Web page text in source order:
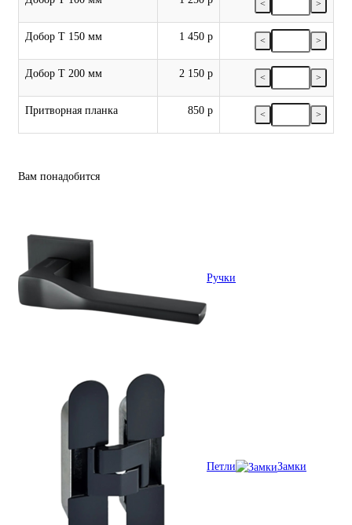
< >
Добор Т 150 мм 1 450 р < >
Добор Т 200 мм 2 150 р < >
Притворная планка 850 р < >
Вам понадобится
Ручки
Петли Замки